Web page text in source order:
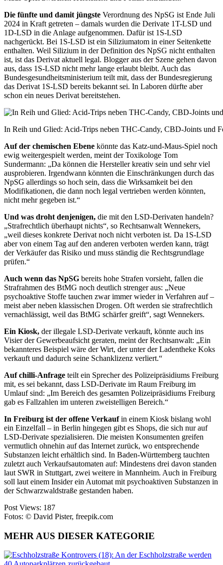
Die fünfte und damit jüngste Verordnung des NpSG ist Ende Juli
2024 in Kraft getreten – damals wurden die Derivate 1T-LSD und
1D-LSD in die Anlage aufgenommen. Dafür ist 1S-LSD
nachgerückt. Bei 1S-LSD ist ein Siliziumatom in einer Seitenkette
enthalten. Weil Silizium in der Definition des NpSG nicht enthalten
ist, ist das Derivat aktuell legal. Blogger aus der Szene gehen davon
aus, dass 1S-LSD nicht mehr lange erlaubt bleibt. Auch das
Bundesgesundheitsministerium teilt mit, dass der Bundesregierung
das Derivat 1S-LSD bereits bekannt sei. In Laboren dürfte aber
schon ein neues Derivat bereitstehen.
In Reih und Glied: Acid-Trips neben THC-Candy, CBD-Joints und
Auf der chemischen Ebene könnte das Katz-und-Maus-Spiel noch
ewig weitergespielt werden, meint der Toxikologe Tom
Sundermann: „Da können die Hersteller kreativ sein und sehr viel
ausprobieren. Irgendwann könnten die Einschränkungen durch das
NpSG allerdings so hoch sein, dass die Wirksamkeit bei den
Modifikationen, die dann noch legal vertrieben werden könnten,
nicht mehr gegeben ist.“
Und was droht denjenigen, die mit den LSD-Derivaten handeln?
„Strafrechtlich überhaupt nichts“, so Rechtsanwalt Wennekers,
„weil dieses konkrete Derivat noch nicht verboten ist. Da 1S-LSD
aber von einem Tag auf den anderen verboten werden kann, trägt
der Verkäufer das Risiko und muss ständig die Rechtsgrundlage
prüfen.“
Auch wenn das NpSG bereits hohe Strafen vorsieht, fallen die
Strafrahmen des BtMG noch deutlich strenger aus: „Neue
psychoaktive Stoffe tauchen zwar immer wieder in Verfahren auf –
meist aber neben klassischen Drogen. Oft werden sie strafrechtlich
vernachlässigt, weil das BtMG schärfer greift“, sagt Wennekers.
Ein Kiosk, der illegale LSD-Derivate verkauft, könnte auch ins
Visier der Gewerbeaufsicht geraten, meint derRechtsanwalt: „Ein
bekannteres Beispiel wäre der Wirt, der unter der Laden­theke Koks
verkauft und dadurch seine Schanklizenz verliert.“
Auf chilli-Anfrage teilt ein Sprecher des Polizeipräsidiums Freiburg
mit, es sei bekannt, dass LSD-Derivate im Raum Freiburg im
Umlauf sind: „Im Bereich des gesamten Polizeipräsidiums Freiburg
gab es Fallzahlen im unteren zweistelligen Bereich.“
In Freiburg ist der offene Verkaufin einem Kiosk bislang wohl
ein Einzelfall – in Berlin hingegen gibt es Shops, die sich nur auf
LSD-Derivate spezialisieren. Die meisten Konsumenten greifen
vermutlich ohnehin auf das Internet zurück, wo entsprechende
Substanzen leicht erhältlich sind. In Baden-Württemberg tauchten
zuletzt auch Verkaufsautomaten auf: Mindestens drei davon standen
laut SWR in Stuttgart, zwei weitere in Mannheim. Auch in Freiburg
soll laut einem Insider ein Automat mit psychoaktiven Substanzen in
der Schwarzwaldstraße gestanden haben.
Post Views: 187
Fotos: © David Pister, freepik.com
MEHR AUS DIESER KATEGORIE
Kontrovers (18): An der Eschholzstraße werden